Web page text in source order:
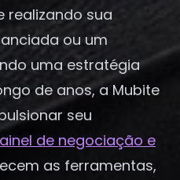
realizando sua
ou um
uma estratégia
de anos, a Mubite
seu
de negociação e
as ferramentas,